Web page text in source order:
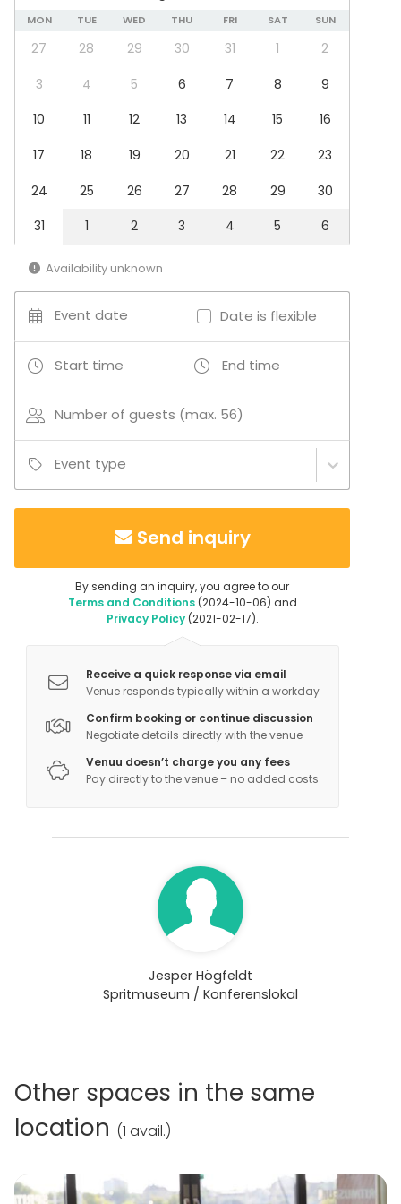
MON TUE WED THU FRI SAT SUN
27 28 29 30 31 1
2
3
4 5 6 7 8
9
10
11 12 13 14 15
16
17
18 19 20 21 22
23
24
25 26 27 28 29
30
31
1 2 3 4 5 6
Availability unknown
Event date Date is flexible
Start time End time
Number of guests (max. 56)
Event type
Send inquiry
By sending an inquiry, you agree to our
Terms and Conditions(2024-10-06) and
Privacy Policy(2021-02-17).
Receive a quick response via email
Venue responds typically within a workday
Confirm booking or continue discussion
Negotiate details directly with the venue
Venuu doesn’t charge you any fees
Pay directly to the venue – no added costs
Jesper Högfeldt
Spritmuseum / Konferenslokal
Other spaces in the same
location (1 avail.)